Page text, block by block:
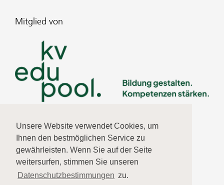
Unsere Website verwendet Cookies, um
Ihnen den bestmöglichen Service zu
gewährleisten. Wenn Sie auf der Seite
weitersurfen, stimmen Sie unseren
Datenschutzbestimmungen zu.
Mitglied von